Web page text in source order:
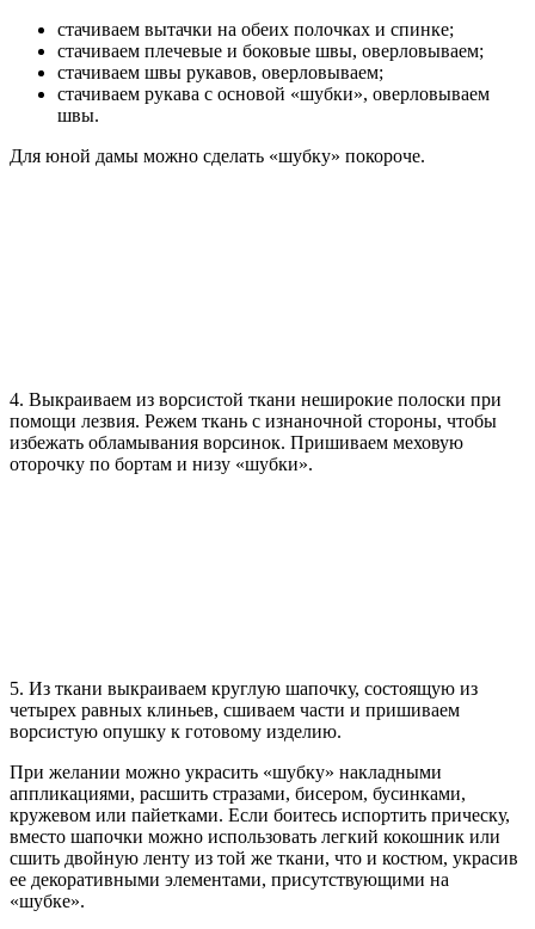
стачиваем вытачки на обеих полочках и спинке;
стачиваем плечевые и боковые швы, оверловываем;
стачиваем швы рукавов, оверловываем;
стачиваем рукава с основой «шубки», оверловываем
швы.
Для юной дамы можно сделать «шубку» покороче.
4. Выкраиваем из ворсистой ткани неширокие полоски при
помощи лезвия. Режем ткань с изнаночной стороны, чтобы
избежать обламывания ворсинок. Пришиваем меховую
оторочку по бортам и низу «шубки».
5. Из ткани выкраиваем круглую шапочку, состоящую из
четырех равных клиньев, сшиваем части и пришиваем
ворсистую опушку к готовому изделию.
При желании можно украсить «шубку» накладными
аппликациями, расшить стразами, бисером, бусинками,
кружевом или пайетками. Если боитесь испортить прическу,
вместо шапочки можно использовать легкий кокошник или
сшить двойную ленту из той же ткани, что и костюм, украсив
ее декоративными элементами, присутствующими на
«шубке».